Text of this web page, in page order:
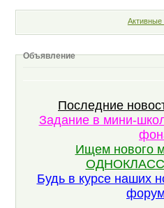
Объявление
Последние
Задание в мини-
Ищем нового
Будь в курсе наших